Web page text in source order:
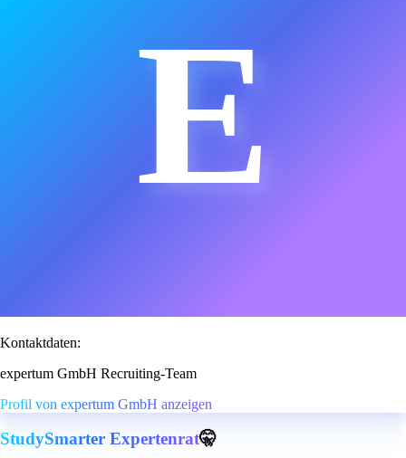
E
Kontaktdaten:
expertum GmbH Recruiting-Team
Profil von expertum GmbH anzeigen
StudySmarter Expertenrat🤫